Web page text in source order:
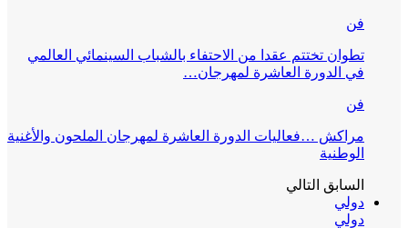
فن
تطوان تختتم عقدا من الاحتفاء بالشباب السينمائي العالمي
في الدورة العاشرة لمهرجان…
فن
مراكش …فعاليات الدورة العاشرة لمهرجان الملحون والأغنية
الوطنية
السابق التالي
دولي
دولي